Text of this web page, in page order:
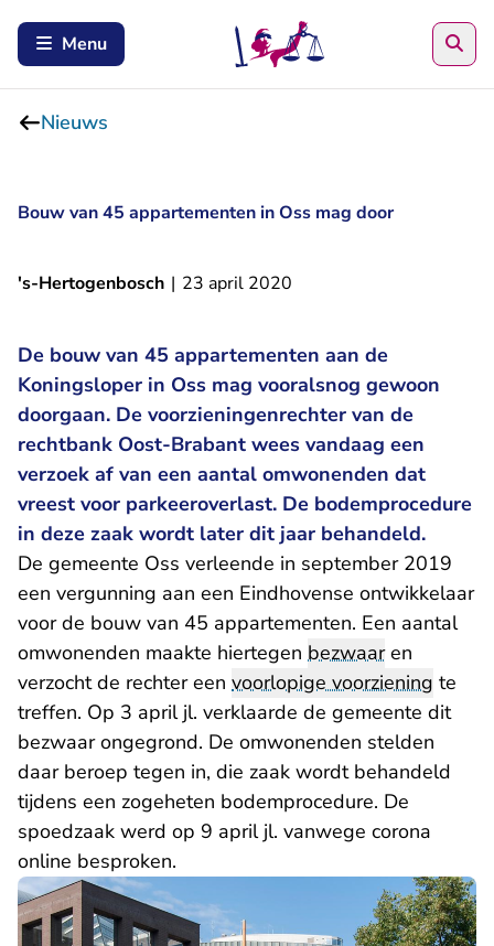
Menu
Nieuws
Bouw van 45 appartementen in Oss mag door
's-Hertogenbosch | 23 april 2020
De bouw van 45 appartementen aan de
Koningsloper in Oss mag vooralsnog gewoon
doorgaan. De voorzieningenrechter van de
rechtbank Oost-Brabant wees vandaag een
verzoek af van een aantal omwonenden dat
vreest voor parkeeroverlast. De bodemprocedure
in deze zaak wordt later dit jaar behandeld.
De gemeente Oss verleende in september 2019
een vergunning aan een Eindhovense ontwikkelaar
voor de bouw van 45 appartementen. Een aantal
omwonenden maakte hiertegen bezwaaren
verzocht de rechter een voorlopige voorziening te
treffen. Op 3 april jl. verklaarde de gemeente dit
bezwaar ongegrond. De omwonenden stelden
daar beroep tegen in, die zaak wordt behandeld
tijdens een zogeheten bodemprocedure. De
spoedzaak werd op 9 april jl. vanwege corona
online besproken.